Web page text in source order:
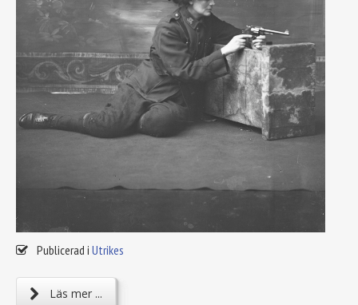
Publicerad i Utrikes
Läs mer ...